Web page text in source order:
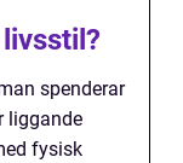
spenderar
liggande
fysisk